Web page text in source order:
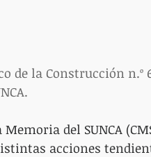
de la Construcción n.º
del SUNCA
acciones